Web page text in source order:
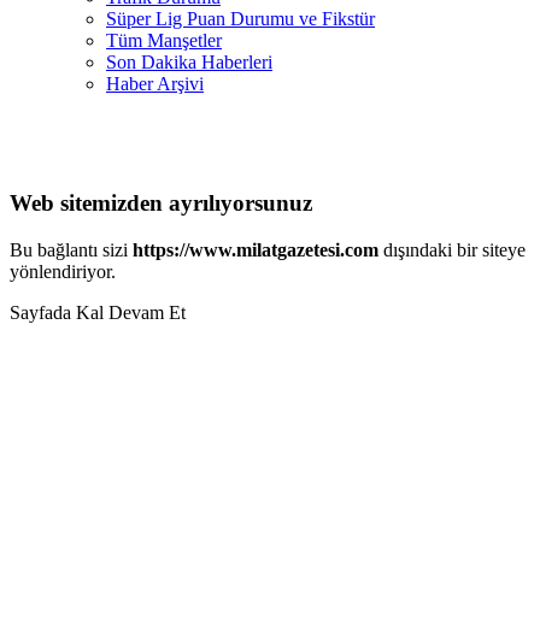
Süper Lig Puan Durumu ve Fikstür
Tüm Manşetler
Son Dakika Haberleri
Haber Arşivi
Web sitemizden ayrılıyorsunuz
Bu bağlantı sizi https://www.milatgazetesi.com dışındaki bir siteye
yönlendiriyor.
Sayfada Kal Devam Et